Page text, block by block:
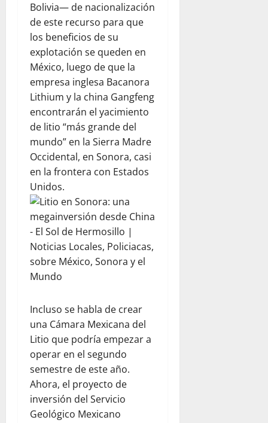
Bolivia— de nacionalización
de este recurso para que
los beneficios de su
explotación se queden en
México, luego de que la
empresa inglesa Bacanora
Lithium y la china Gangfeng
encontrarán el yacimiento
de litio “más grande del
mundo” en la Sierra Madre
Occidental, en Sonora, casi
en la frontera con Estados
Unidos.
Incluso se habla de crear
una Cámara Mexicana del
Litio que podría empezar a
operar en el segundo
semestre de este año.
Ahora, el proyecto de
inversión del Servicio
Geológico Mexicano